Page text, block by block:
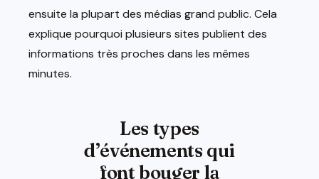
ensuite la plupart des médias grand public. Cela
explique pourquoi plusieurs sites publient des
informations très proches dans les mêmes
minutes.
Les types
d’événements qui
font bouger la